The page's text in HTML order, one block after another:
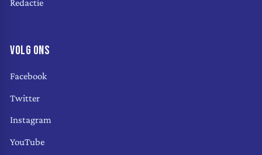
Redactie
VOLG ONS
Facebook
Twitter
Instagram
YouTube